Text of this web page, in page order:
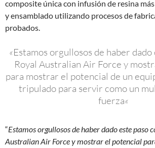
composite única con infusión de resina
y ensamblado utilizando procesos de
probados.
«Estamos orgullosos de haber dado
Royal Australian Air Force y
para mostrar el potencial de un
tripulado para servir como un
fuerza«
“Estamos orgullosos de haber dado este paso
Australian Air Force y mostrar el potencial